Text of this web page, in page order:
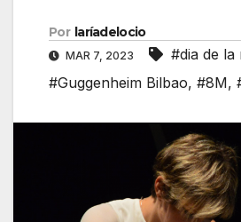
Por laríadelocio
MAR 7, 2023 #dia de la
#Guggenheim Bilbao, #8M,